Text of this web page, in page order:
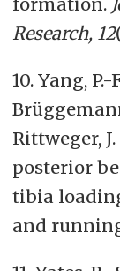
Research, 12
10. Yang, P.-
Rittweger,
posterior
tibia
and